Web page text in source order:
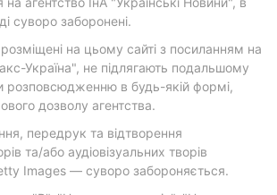
суворо заборонені.
розміщені на цьому сайті з посиланням на
Україна", не підлягають подальшому
розповсюдженню в будь-якій формі,
дозволу агентства.
передрук та відтворення
та/або аудіовізуальних творів
Images — суворо забороняється.